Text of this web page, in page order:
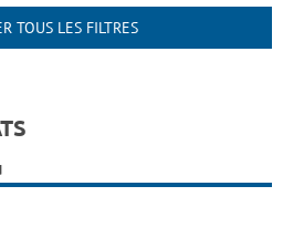
TOUS LES FILTRES